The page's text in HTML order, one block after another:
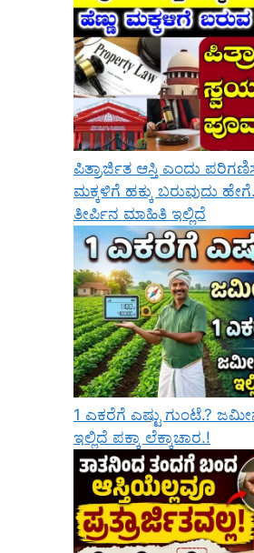
ಪಿತ್ರಾರ್ಜಿತ ಆಸ್ತಿ ಎಂದು
ಮಕ್ಕಳಿಗೆ ಹಕ್ಕು ಬರುವುದು
ತೀರ್ಪಿನ ಮಾಹಿತಿ ಇಲ್ಲಿದೆ
1 ಎಕರೆಗೆ ಎಷ್ಟು ಗುಂಟೆ.?
ಇಲ್ಲಿದೆ ಪಕ್ಕಾ ಲೆಕ್ಕಾಚಾರ.!